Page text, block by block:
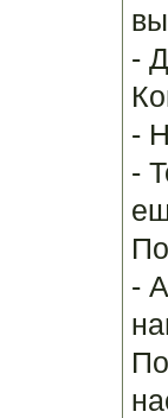
-
-
-
-